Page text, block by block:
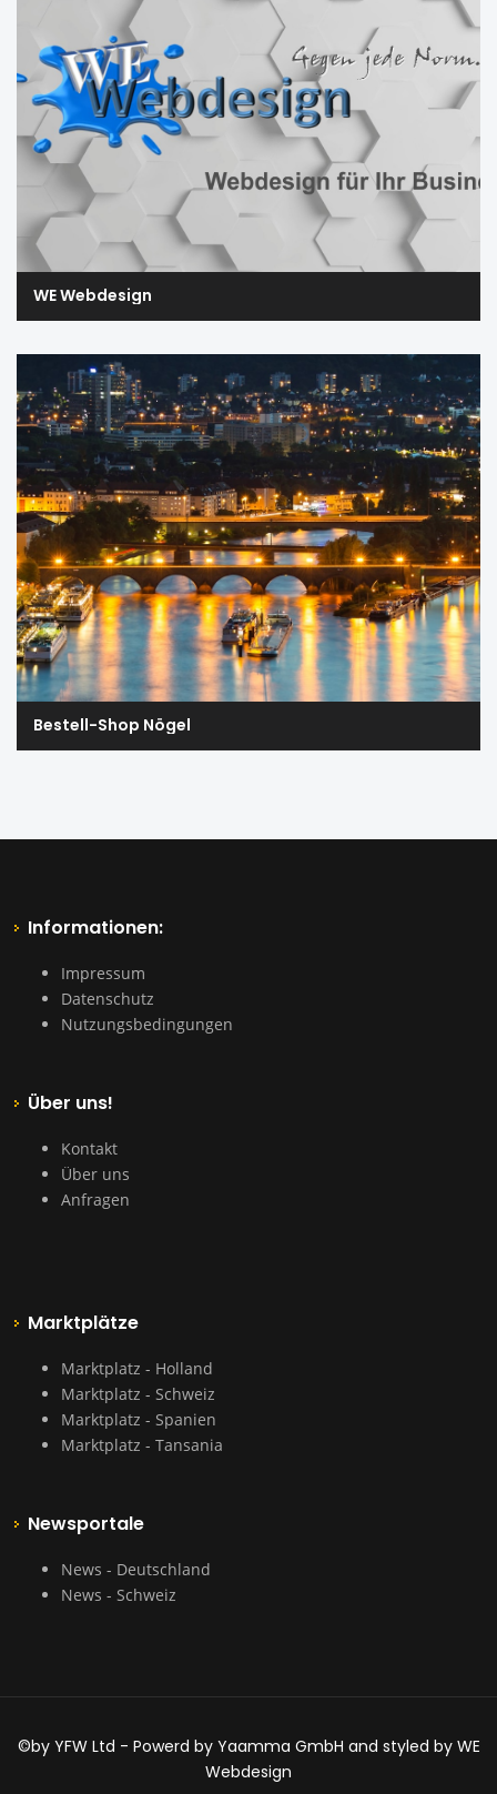
WE Webdesign
Bestell-Shop Nögel
Informationen:
Impressum
Datenschutz
Nutzungsbedingungen
Über uns!
Kontakt
Über uns
Anfragen
Marktplätze
Marktplatz - Holland
Marktplatz - Schweiz
Marktplatz - Spanien
Marktplatz - Tansania
Newsportale
News - Deutschland
News - Schweiz
©by YFW Ltd - Powerd by Yaamma GmbH and styled by WE
Webdesign